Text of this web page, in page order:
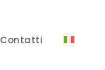
Contatti